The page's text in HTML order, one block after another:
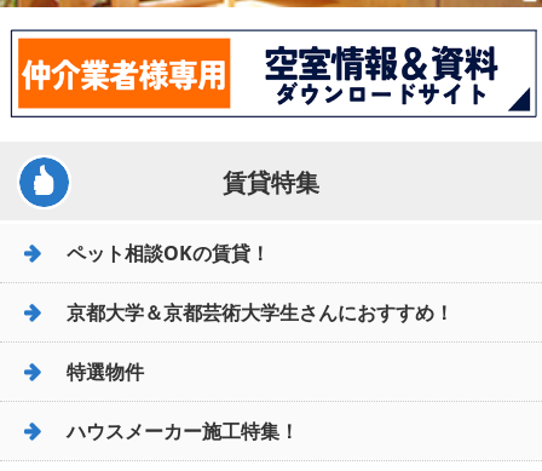
賃貸特集
ペット相談OKの賃貸！
京都大学＆京都芸術大学生さんにおすすめ！
特選物件
ハウスメーカー施工特集！